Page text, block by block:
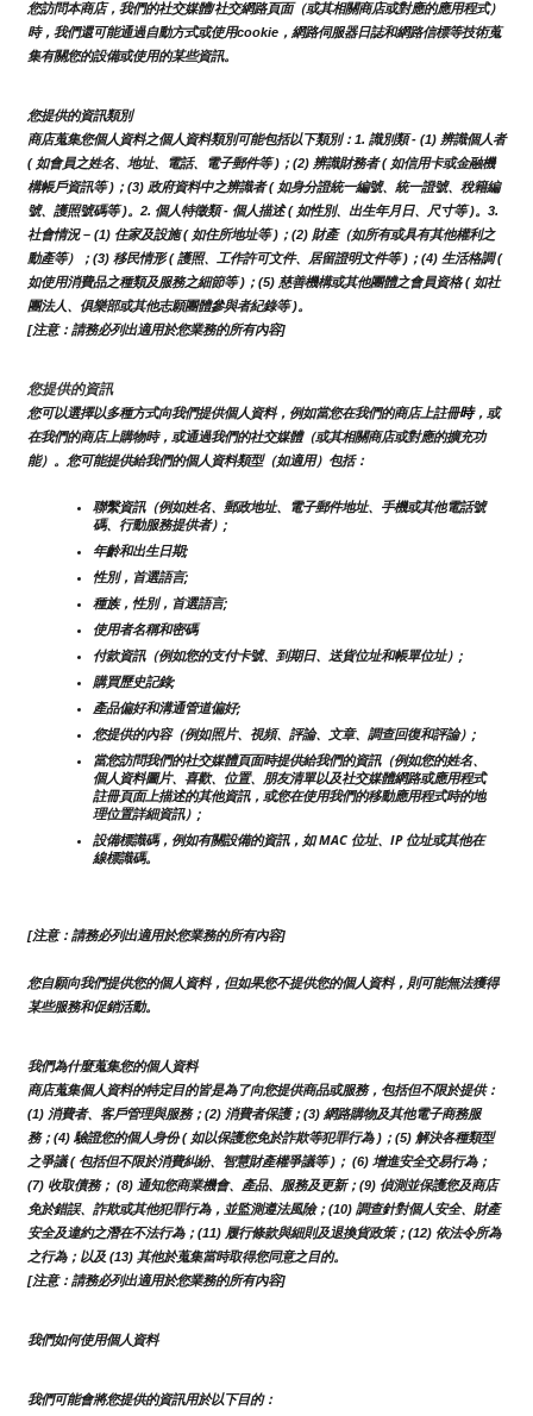
您訪問本商店，我們的社交媒體/社交網路頁面（或其相關商店或對應的應用程式）
時，我們還可能通過自動方式或使用cookie，網路伺服器日誌和網路信標等技術蒐
集有關您的設備或使用的某些資訊。
您提供的資訊類別
商店蒐集您個人資料之個人資料類別可能包括以下類別：1. 識別類 - (1) 辨識個人者
( 如會員之姓名、地址、電話、電子郵件等 )；(2) 辨識財務者 ( 如信用卡或金融機
構帳戶資訊等 )；(3) 政府資料中之辨識者 ( 如身分證統一編號、統一證號、稅籍編
號、護照號碼等 )。2. 個人特徵類 - 個人描述 ( 如性別、出生年月日、尺寸等 )。3.
社會情況 – (1) 住家及設施 ( 如住所地址等 )；(2) 財產（如所有或具有其他權利之
動產等）；(3) 移民情形 ( 護照、工作許可文件、居留證明文件等 )；(4) 生活格調 (
如使用消費品之種類及服務之細節等 )；(5) 慈善機構或其他團體之會員資格 ( 如社
團法人、俱樂部或其他志願團體參與者紀錄等 )。
[注意：請務必列出適用於您業務的所有內容]
您提供的資訊
您可以選擇以多種方式向我們提供個人資料，例如當您在我們的商店上註冊時，或
在我們的商店上購物時，或通過我們的社交媒體（或其相關商店或對應的擴充功
能）。您可能提供給我們的個人資料類型（如適用）包括：
聯繫資訊（例如姓名、郵政地址、電子郵件地址、手機或其他電話號
碼、行動服務提供者）;
年齡和出生日期;
性別，首選語言;
種族，性別，首選語言;
使用者名稱和密碼
付款資訊（例如您的支付卡號、到期日、送貨位址和帳單位址）;
購買歷史記錄;
產品偏好和溝通管道偏好;
您提供的內容（例如照片、視頻、評論、文章、調查回復和評論）;
當您訪問我們的社交媒體頁面時提供給我們的資訊（例如您的姓名、
個人資料圖片、喜歡、位置、朋友清單以及社交媒體網路或應用程式
註冊頁面上描述的其他資訊，或您在使用我們的移動應用程式時的地
理位置詳細資訊）;
設備標識碼，例如有關設備的資訊，如 MAC 位址、IP 位址或其他在
線標識碼。
[注意：請務必列出適用於您業務的所有內容]
您自願向我們提供您的個人資料，但如果您不提供您的個人資料，則可能無法獲得
某些服務和促銷活動。
我們為什麼蒐集您的個人資料
商店蒐集個人資料的特定目的皆是為了向您提供商品或服務，包括但不限於提供：
(1) 消費者、客戶管理與服務；(2) 消費者保護；(3) 網路購物及其他電子商務服
務；(4) 驗證您的個人身份 ( 如以保護您免於詐欺等犯罪行為 )；(5) 解決各種類型
之爭議 ( 包括但不限於消費糾紛、智慧財產權爭議等 )； (6) 增進安全交易行為；
(7) 收取債務； (8) 通知您商業機會、產品、服務及更新；(9) 偵測並保護您及商店
免於錯誤、詐欺或其他犯罪行為，並監測遵法風險；(10) 調查針對個人安全、財產
安全及違約之潛在不法行為；(11) 履行條款與細則及退換貨政策；(12) 依法令所為
之行為；以及 (13) 其他於蒐集當時取得您同意之目的。
[注意：請務必列出適用於您業務的所有內容]
我們如何使用個人資料
我們可能會將您提供的資訊用於以下目的：